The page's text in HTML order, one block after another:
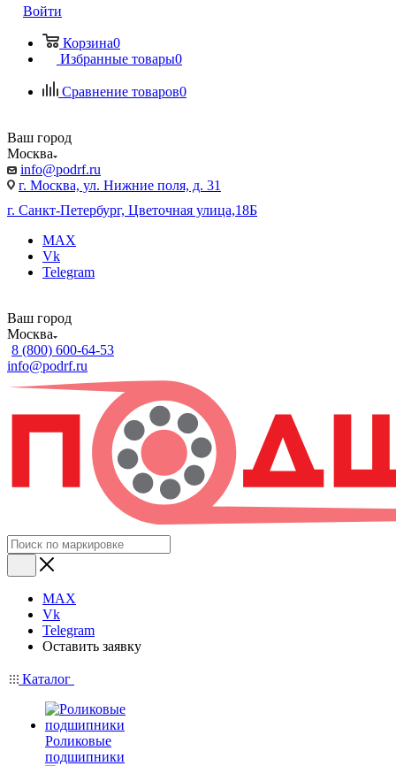
Войти
Корзина0
Избранные товары0
Сравнение товаров0
Ваш город
Москва
info@podrf.ru
г. Москва, ул. Нижние поля, д. 31
г. Санкт-Петербург, Цветочная улица,18Б
MAX
Vk
Telegram
Ваш город
Москва
8 (800) 600-64-53
info@podrf.ru
MAX
Vk
Telegram
Оставить заявку
Каталог
Роликовые
подшипники